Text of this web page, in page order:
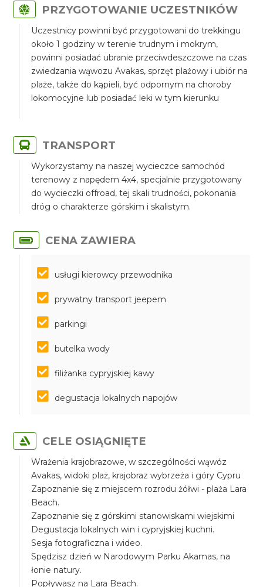
PRZYGOTOWANIE UCZESTNIKÓW
Uczestnicy powinni być przygotowani do trekkingu
około 1 godziny w terenie trudnym i mokrym,
powinni posiadać ubranie przeciwdeszczowe na czas
zwiedzania wąwozu Avakas, sprzęt plażowy i ubiór na
plaże, także do kąpieli, być odpornym na choroby
lokomocyjne lub posiadać leki w tym kierunku
TRANSPORT
Wykorzystamy na naszej wycieczce samochód
terenowy z napędem 4x4, specjalnie przygotowany
do wycieczki offroad, tej skali trudności, pokonania
dróg o charakterze górskim i skalistym.
CENA ZAWIERA
usługi kierowcy przewodnika
prywatny transport jeepem
parkingi
butelka wody
filiżanka cypryjskiej kawy
degustacja lokalnych napojów
CELE OSIĄGNIĘTE
Wrażenia krajobrazowe, w szczególności wąwóz
Avakas, widoki plaż, krajobraz wybrzeża i góry Cypru
Zapoznanie się z miejscem rozrodu żółwi - plaża Lara
Beach.
Zapoznanie się z górskimi stanowiskami wiejskimi
Degustacja lokalnych win i cypryjskiej kuchni.
Sesja fotograficzna i wideo.
Spędzisz dzień w Narodowym Parku Akamas, na
łonie natury.
Popływasz na Lara Beach.